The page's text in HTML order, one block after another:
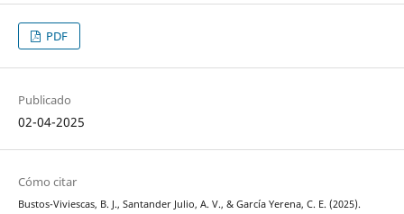
PDF
Publicado
02-04-2025
Cómo citar
Bustos-Viviescas, B. J., Santander Julio, A. V., & García Yerena, C. E. (2025).